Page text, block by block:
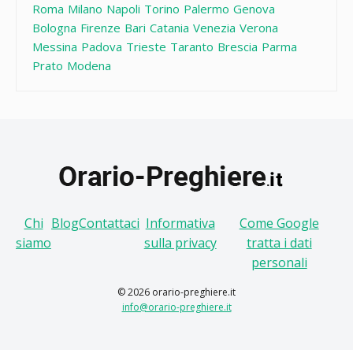
Roma Milano Napoli Torino Palermo Genova
Bologna Firenze Bari Catania Venezia Verona
Messina Padova Trieste Taranto Brescia Parma
Prato Modena
Chi
siamo
BlogContattaci Informativa
sulla privacy
Come Google
tratta i dati
personali
© 2026 orario-preghiere.it
info@orario-preghiere.it